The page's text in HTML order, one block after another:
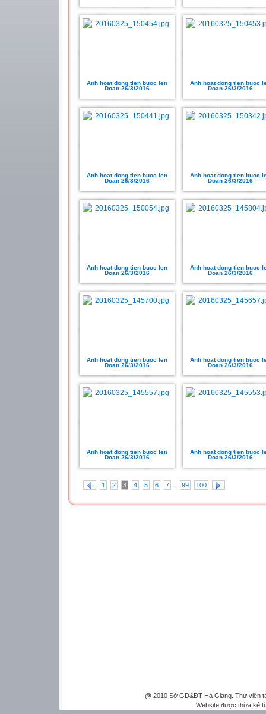
Anh hoat dong tien buoc len
Doan 26/3/2016
Anh hoat dong tien buoc
Doan 26/3/2016
Anh hoat dong tien buoc len
Doan 26/3/2016
Anh hoat dong tien buoc
Doan 26/3/2016
Anh hoat dong tien buoc len
Doan 26/3/2016
Anh hoat dong tien buoc
Doan 26/3/2016
Anh hoat dong tien buoc len
Doan 26/3/2016
Anh hoat dong tien buoc
Doan 26/3/2016
Anh hoat dong tien buoc len
Doan 26/3/2016
Anh hoat dong tien buoc
Doan 26/3/2016
1 2 3 4 5 6 7 ... 99 100
@ 2010 Sở GD&ĐT Hà Giang. Thư viện
Website được thừa kế